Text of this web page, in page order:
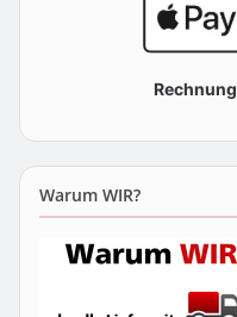
Rechnung
Warum WIR?